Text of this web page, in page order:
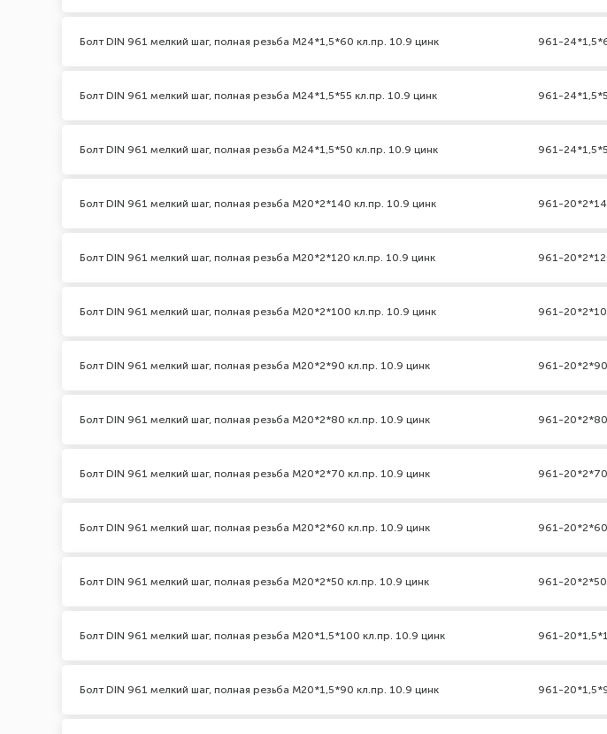
Болт DIN 961 мелкий шаг, полная резьба M24*1,5*60 кл.пр. 10.9 цинк 961-
Болт DIN 961 мелкий шаг, полная резьба M24*1,5*55 кл.пр. 10.9 цинк 961-
Болт DIN 961 мелкий шаг, полная резьба M24*1,5*50 кл.пр. 10.9 цинк 961-
Болт DIN 961 мелкий шаг, полная резьба M20*2*140 кл.пр. 10.9 цинк 961-
Болт DIN 961 мелкий шаг, полная резьба M20*2*120 кл.пр. 10.9 цинк 961-
Болт DIN 961 мелкий шаг, полная резьба M20*2*100 кл.пр. 10.9 цинк 961-
Болт DIN 961 мелкий шаг, полная резьба M20*2*90 кл.пр. 10.9 цинк 961-
Болт DIN 961 мелкий шаг, полная резьба M20*2*80 кл.пр. 10.9 цинк 961-
Болт DIN 961 мелкий шаг, полная резьба M20*2*70 кл.пр. 10.9 цинк 961-
Болт DIN 961 мелкий шаг, полная резьба M20*2*60 кл.пр. 10.9 цинк 961-
Болт DIN 961 мелкий шаг, полная резьба M20*2*50 кл.пр. 10.9 цинк 961-
Болт DIN 961 мелкий шаг, полная резьба M20*1,5*100 кл.пр. 10.9 цинк 961-
Болт DIN 961 мелкий шаг, полная резьба M20*1,5*90 кл.пр. 10.9 цинк 961-